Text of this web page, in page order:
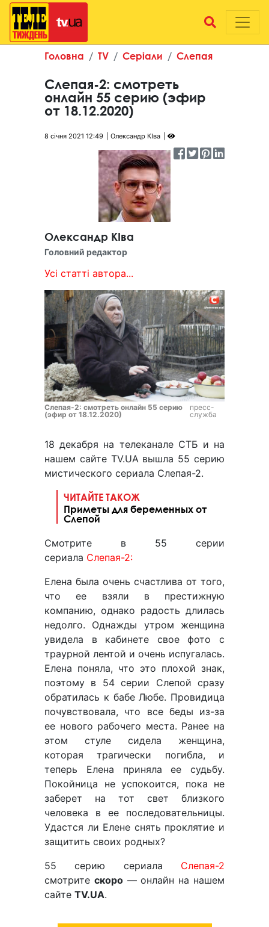
Головна TV Серіали Слепая
Слепая-2: смотреть
онлайн 55 серию (эфир
от 18.12.2020)
8 січня 2021 12:49 Олександр КІва
Олександр КІва
Головний редактор
Усі статті автора...
Слепая-2: смотреть онлайн 55 серию
(эфир от 18.12.2020)
пресс-
служба
18 декабря на телеканале СТБ и на
нашем сайте TV.UA вышла 55 серию
мистического сериала Слепая-2.
ЧИТАЙТЕ ТАКОЖ
Приметы для беременных от
Слепой
Смотрите в 55 серии
сериала Слепая-2:
Елена была очень счастлива от того,
что ее взяли в престижную
компанию, однако радость длилась
недолго. Однажды утром женщина
увидела в кабинете свое фото с
траурной лентой и очень испугалась.
Елена поняла, что это плохой знак,
поэтому в 54 серии Слепой сразу
обратилась к бабе Любе. Провидица
почувствовала, что все беды из-за
ее нового рабочего места. Ранее на
этом стуле сидела женщина,
которая трагически погибла, и
теперь Елена приняла ее судьбу.
Покойница не успокоится, пока не
заберет на тот свет близкого
человека в ее последовательницы.
Удастся ли Елене снять проклятие и
защитить своих родных?
55 серию сериала Слепая-2
смотрите скоро— онлайн на нашем
сайте TV.UA.